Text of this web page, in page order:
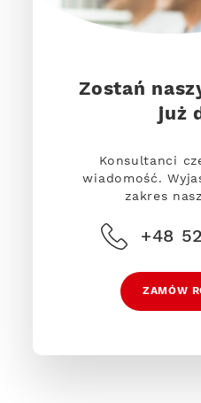
Zostań
już
Konsultanci
wiadomość.
zakres
+48
ZAMÓW